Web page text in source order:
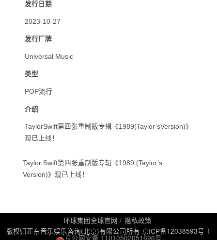
发行日期
2023-10-27
发行厂牌
Universal Music
类型
POP流行
介绍
TaylorSwift第四张重制版专辑《1989(Taylor’sVersion)》
现已上线！
Taylor Swift第四张重制版专辑《1989 (Taylor’s
Version)》现已上线！
环球集团全球官网
隐私政策
版权归正东音乐娱乐咨询(北京)有限公司所有 京ICP备12038593号-1
京公网安备 11010502051696号